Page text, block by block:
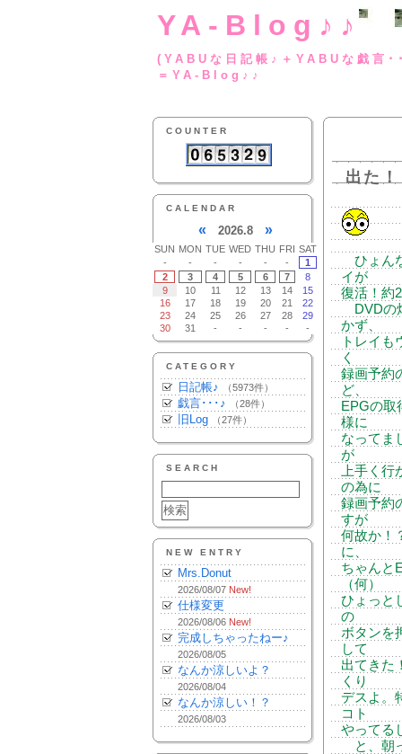
YA-Blog♪♪
(YABUな日記帳♪
＝YA-Blog♪♪
COUNTER
CALENDAR
« 2026.8 »
SUN MON TUE WED THU FRI SAT
-
- - - - -
1
2
3 4 5 6 7
8
9
10 11 12 13 14
15
16
17 18 19 20 21
22
23
24 25 26 27 28
29
30
31 - - - - -
CATEGORY
日記帳♪ （5973件）
戯言･･･♪ （28件）
旧Log （27件）
SEARCH
NEW ENTRY
Mrs.Donut
2026/08/07 New!
仕様変更
2026/08/06 New!
完成しちゃったねー♪
2026/08/05
なんか涼しいよ？
2026/08/04
なんか涼しい！？
2026/08/03
出た！
ひょん
イが
復活！約
DVDの
かず、
トレイも
く
録画予約
ど、
EPGの取
様に
なってま
が
上手く
の為に
録画予約
すが
何故か！
に、
ちゃんと
（何）
ひょっと
の
ボタンを
して
出てき
くり
デスよ。
コト
やってる
と、朝